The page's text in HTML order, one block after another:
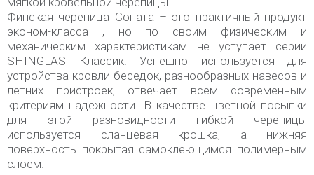
Финская черепица Соната – это практичный продукт
эконом-класса , но по своим физическим и
механическим характеристикам не уступает серии
SHINGLAS Классик. Успешно используется для
устройства кровли беседок, разнообразных навесов и
летних пристроек, отвечает всем современным
критериям надежности. В качестве цветной посыпки
для этой разновидности гибкой черепицы
используется сланцевая крошка, а нижняя
поверхность покрытая самоклеющимся полимерным
слоем.